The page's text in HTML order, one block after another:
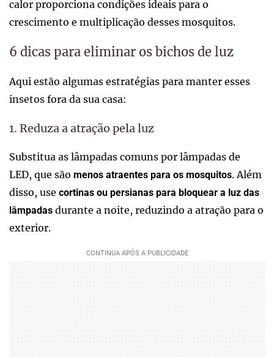
calor proporciona condições ideais para o
crescimento e multiplicação desses mosquitos.
6 dicas para eliminar os bichos de luz
Aqui estão algumas estratégias para manter esses
insetos fora da sua casa:
1. Reduza a atração pela luz
Substitua as lâmpadas comuns por lâmpadas de
LED, que são menos atraentes para os mosquitos. Além
disso, use cortinas ou persianas para bloquear a luz das
lâmpadas durante a noite, reduzindo a atração para o
exterior.